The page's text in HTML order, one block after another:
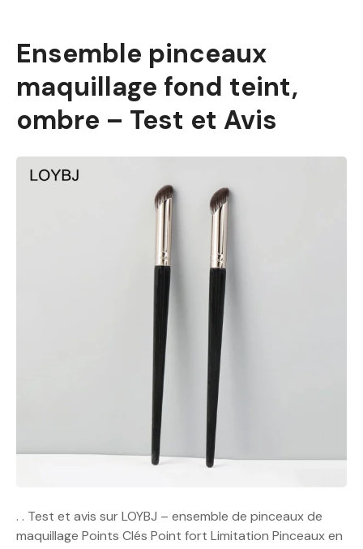
Ensemble pinceaux
maquillage fond teint,
ombre – Test et Avis
. . Test et avis sur LOYBJ – ensemble de pinceaux de
maquillage Points Clés Point fort Limitation Pinceaux en